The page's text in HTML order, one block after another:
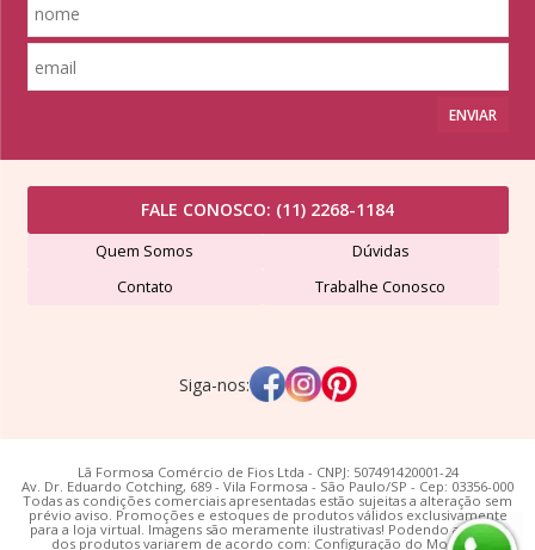
ENVIAR
FALE CONOSCO: (11) 2268-1184
Quem Somos
Dúvidas
Contato
Trabalhe Conosco
Siga-nos:
Lã Formosa Comércio de Fios Ltda - CNPJ: 507491420001-24
Av. Dr. Eduardo Cotching, 689 - Vila Formosa - São Paulo/SP - Cep: 03356-000
Todas as condições comerciais apresentadas estão sujeitas a alteração sem
prévio aviso. Promoções e estoques de produtos válidos exclusivamente
para a loja virtual. Imagens são meramente ilustrativas! Podendo as cores
dos produtos variarem de acordo com: Configuração do Monitor;